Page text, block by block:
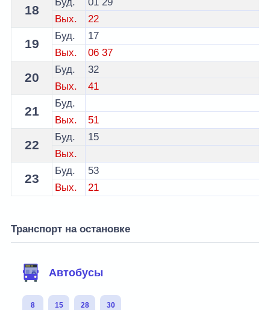
18
Вых.
22
19
Буд.
17
Вых.
06 37
20
Буд.
32
Вых.
41
21
Буд.
Вых.
51
22
Буд.
15
Вых.
23
Буд.
53
Вых.
21
Транспорт на остановке
Автобусы
8 15 28 30